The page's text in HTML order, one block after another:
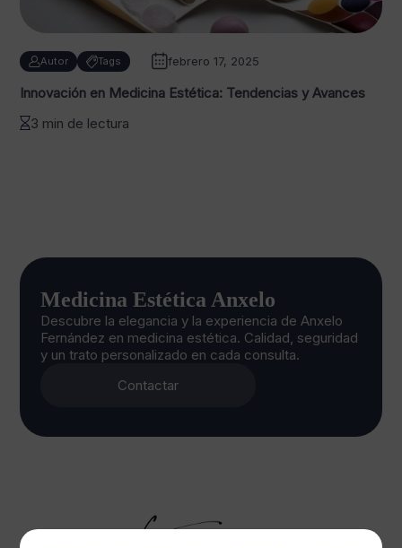
Autor Tags febrero 17, 2025
Innovación en Medicina Estética: Tendencias y Avances
3 min de lectura
Medicina Estética Anxelo
Descubre la elegancia y la experiencia de Anxelo
Fernández en medicina estética. Calidad, seguridad
y un trato personalizado en cada consulta.
Contactar